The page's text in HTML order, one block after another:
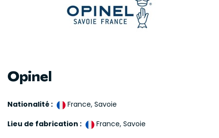
Opinel
Nationalité :
France, Savoie
Lieu de fabrication :
France, Savoie